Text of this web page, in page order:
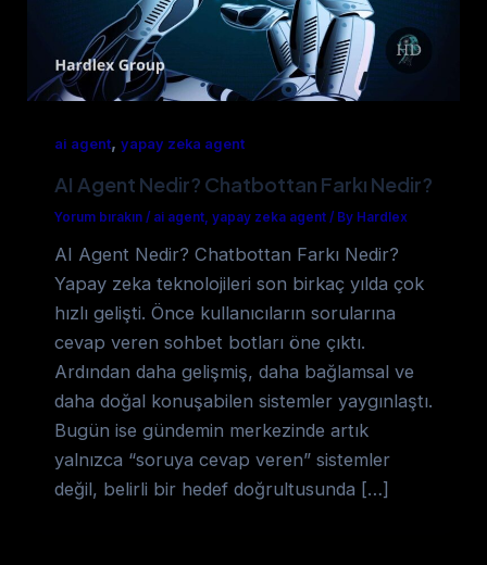
ai agent, yapay zeka agent
AI Agent Nedir? Chatbottan Farkı Nedir?
Yorum bırakın / ai agent, yapay zeka agent/ By Hardlex
AI Agent Nedir? Chatbottan Farkı Nedir?
Yapay zeka teknolojileri son birkaç yılda çok
hızlı gelişti. Önce kullanıcıların sorularına
cevap veren sohbet botları öne çıktı.
Ardından daha gelişmiş, daha bağlamsal ve
daha doğal konuşabilen sistemler yaygınlaştı.
Bugün ise gündemin merkezinde artık
yalnızca “soruya cevap veren” sistemler
değil, belirli bir hedef doğrultusunda […]